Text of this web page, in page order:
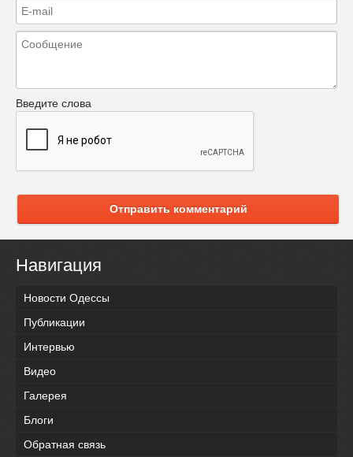
Введите слова
Отправить комментарий
Навигация
Новости Одессы
Публикации
Интервью
Видео
Галерея
Блоги
Обратная связь